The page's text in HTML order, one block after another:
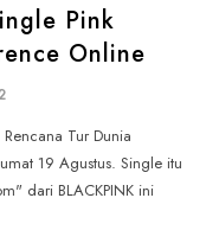
Pink
Online
Tur Dunia
19 Agustus. Single itu
dari BLACKPINK ini